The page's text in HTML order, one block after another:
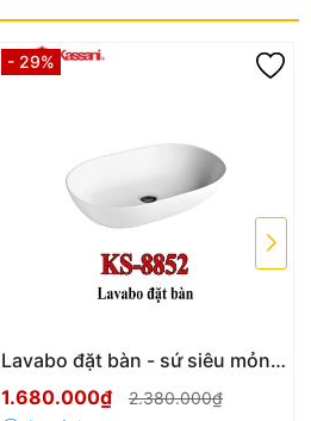
- 29%
Lavabo đặt bàn - sứ siêu mỏng
Kassani KS-8852
1.680.000₫ 2.380.000₫